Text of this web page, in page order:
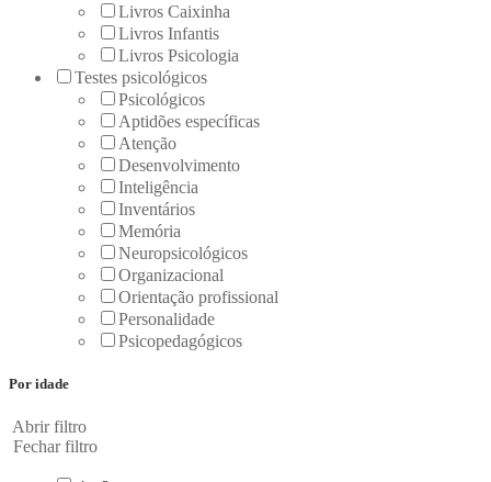
Livros Caixinha
Livros Infantis
Livros Psicologia
Testes psicológicos
Psicológicos
Aptidões específicas
Atenção
Desenvolvimento
Inteligência
Inventários
Memória
Neuropsicológicos
Organizacional
Orientação profissional
Personalidade
Psicopedagógicos
Por idade
Abrir filtro
Fechar filtro